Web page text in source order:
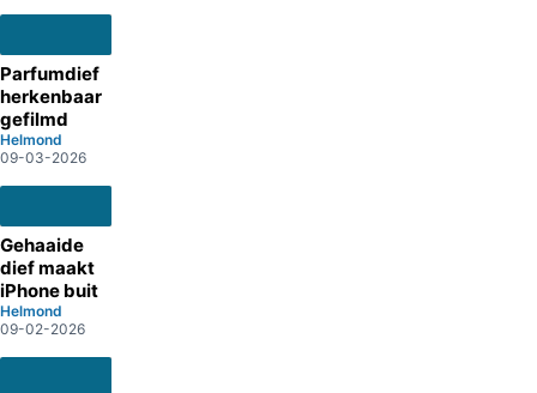
Parfumdief
herkenbaar
gefilmd
Helmond
09-03-2026
Gehaaide
dief maakt
iPhone buit
Helmond
09-02-2026